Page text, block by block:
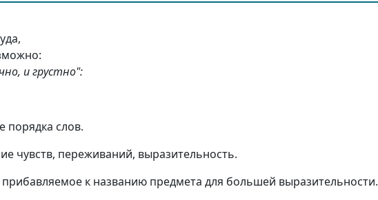
и грустно":
порядка слов.
чувств, переживаний, выразительность.
к названию предмета для большей выразительности.